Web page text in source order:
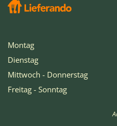
Montag
Dienstag
Mittwoch - Donnerstag
Freitag - Sonntag